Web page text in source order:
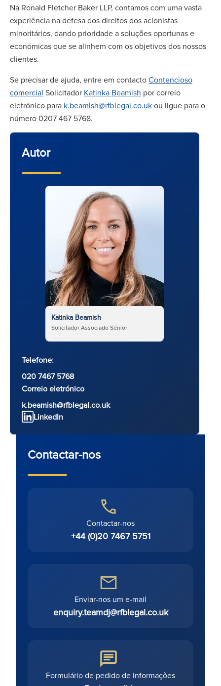
Na Ronald Fletcher Baker LLP, contamos com uma vasta
experiência na defesa dos direitos dos acionistas
minoritários, dando prioridade a soluções oportunas e
económicas que se alinhem com os objetivos dos nossos
clientes.
Se precisar de ajuda, entre em contactoContencioso
comercial Solicitador Katinka Beamish por correio
eletrónico para k.beamish@rfblegal.co.ukou ligue para o
número 0207 467 5768.
Autor
Katinka Beamish
Solicitador Associado Sénior
Telefone:
020 7467 5768
Correio eletrónico
k.beamish@rfblegal.co.uk
LinkedIn
Contactar-nos
Contactar-nos
+44 (0)20 7467 5751
Enviar-nos um e-mail
enquiry.teamdj@rfblegal.co.uk
Formulário de pedido de informações